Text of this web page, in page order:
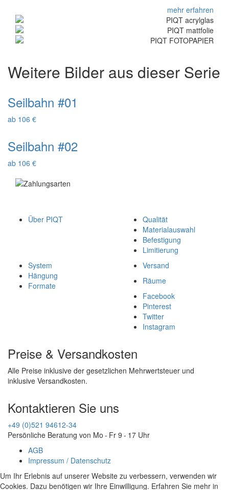
mehr erfahren
Weitere Bilder aus dieser Serie
Seilbahn #01
ab 106 €
Seilbahn #02
ab 106 €
Über PIQT
Qualität
Materialauswahl
Befestigung
Limitierung
System
Hängung
Formate
Versand
Räume
Facebook
Pinterest
Twitter
Instagram
Preise & Versandkosten
Alle Preise inklusive der gesetzlichen Mehrwertsteuer und
inklusive Versandkosten.
Kontaktieren Sie uns
+49 (0)521 94612-34
Persönliche Beratung von Mo - Fr 9 - 17 Uhr
AGB
Impressum / Datenschutz
Um Ihr Erlebnis auf unserer Website zu verbessern, verwenden wir
Cookies. Dazu benötigen wir Ihre Einwilligung. Erfahren Sie mehr in